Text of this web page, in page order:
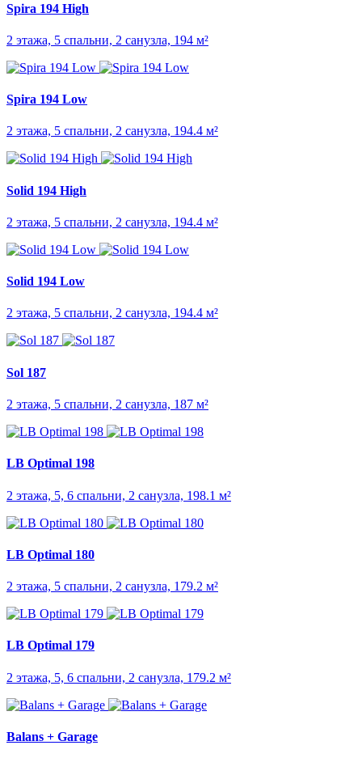
Spira 194 High
2 этажа, 5 спальни, 2 санузла, 194 м²
Spira 194 Low
2 этажа, 5 спальни, 2 санузла, 194.4 м²
Solid 194 High
2 этажа, 5 спальни, 2 санузла, 194.4 м²
Solid 194 Low
2 этажа, 5 спальни, 2 санузла, 194.4 м²
Sol 187
2 этажа, 5 спальни, 2 санузла, 187 м²
LB Optimal 198
2 этажа, 5, 6 спальни, 2 санузла, 198.1 м²
LB Optimal 180
2 этажа, 5 спальни, 2 санузла, 179.2 м²
LB Optimal 179
2 этажа, 5, 6 спальни, 2 санузла, 179.2 м²
Balans + Garage